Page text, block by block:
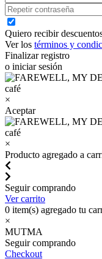
Quiero recibir
Ver los términos y
Finalizar registro
o iniciar sesión
×
Aceptar
×
Producto agregado a
Seguir comprando
Ver carrito
0 item(s) agregado tu
×
MUTMA
Seguir comprando
Checkout